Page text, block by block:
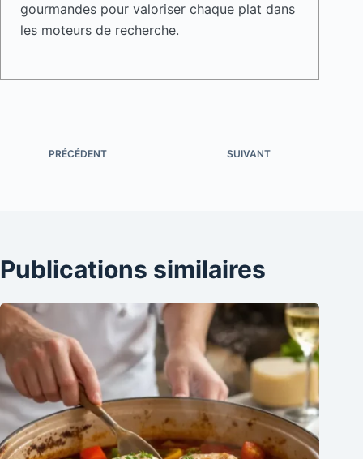
gourmandes pour valoriser chaque plat dans
les moteurs de recherche.
PRÉCÉDENT SUIVANT
Publications similaires